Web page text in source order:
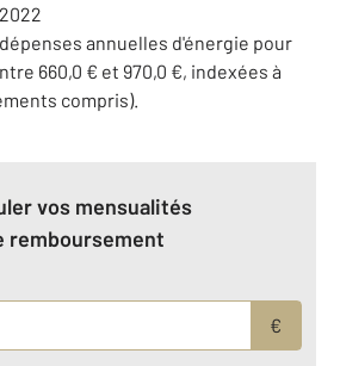
annuelles d'énergie pour
660,0 € et 970,0 €, indexées à
compris).
vos mensualités
remboursement
€